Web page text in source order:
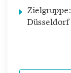
Zielgruppe:
Düsseldorf